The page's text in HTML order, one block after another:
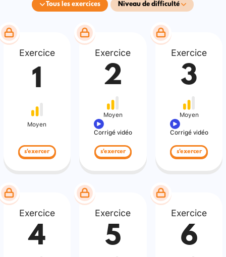
Tous les exercices Niveau de difficulté
Exercice
1
Moyen
s'exercer
Exercice
2
Moyen
Corrigé vidéo
s'exercer
Exercice
3
Moyen
Corrigé vidéo
s'exercer
Exercice
4
Exercice
5
Exercice
6